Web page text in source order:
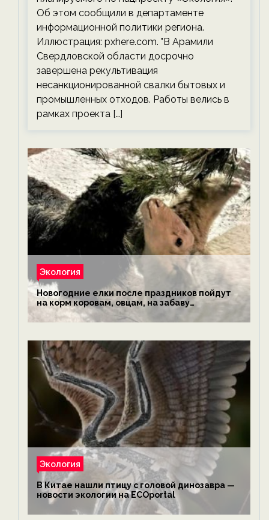
Об этом сообщили в департаменте
информационной политики региона.
Иллюстрация: pxhere.com. "В Арамили
Свердловской области досрочно
завершена рекультивация
несанкционированной свалки бытовых и
промышленных отходов. Работы велись в
рамках проекта […]
Экология
Новогодние елки после праздников пойдут
на корм коровам, овцам, на забаву
обезьянам, львам и леопардам — новости
экологии на ECOportal
Экология
В Китае нашли птицу с головой динозавра —
новости экологии на ECOportal